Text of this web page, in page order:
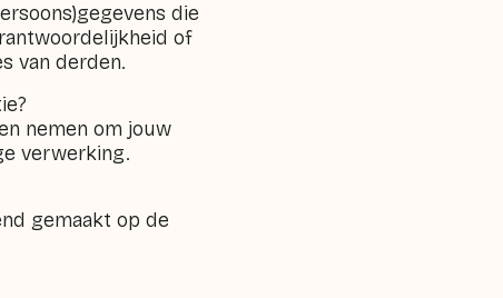
die
of
van derden.
nemen om jouw
verwerking.
gemaakt op de